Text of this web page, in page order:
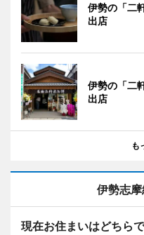
伊勢の「二
出店
伊勢の「二
出店
も
伊勢志
現在お住まいはどちら